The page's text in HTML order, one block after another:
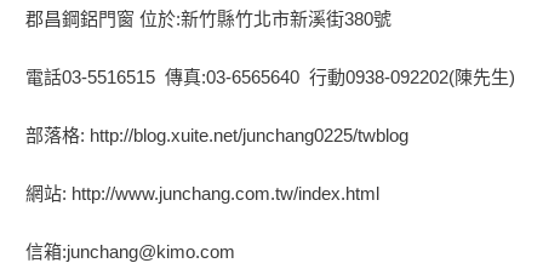
郡昌鋼鋁門窗 位於:新竹縣竹北市新溪街380號
電話03-5516515 傳真:03-6565640 行動0938-092202(陳先生)
部落格: http://blog.xuite.net/junchang0225/twblog
網站: http://www.junchang.com.tw/index.html
信箱:junchang@kimo.com